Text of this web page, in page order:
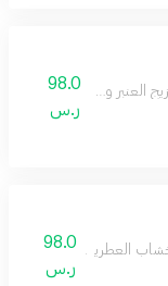
العنبر وزهرة البرتقال
98.0
ر.س
العطرية والخزامى
98.0
ر.س